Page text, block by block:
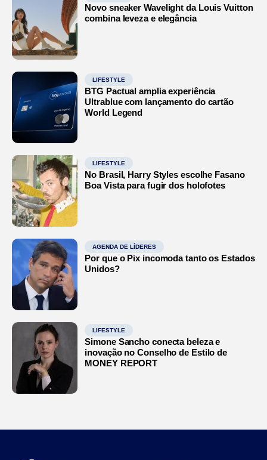
Novo sneaker Wavelight da Louis Vuitton
combina leveza e elegância
LIFESTYLE
BTG Pactual amplia experiência
Ultrablue com lançamento do cartão
World Legend
LIFESTYLE
No Brasil, Harry Styles escolhe Fasano
Boa Vista para fugir dos holofotes
AGENDA DE LÍDERES
Por que o Pix incomoda tanto os Estados
Unidos?
LIFESTYLE
Simone Sancho conecta beleza e
inovação no Conselho de Estilo de
MONEY REPORT